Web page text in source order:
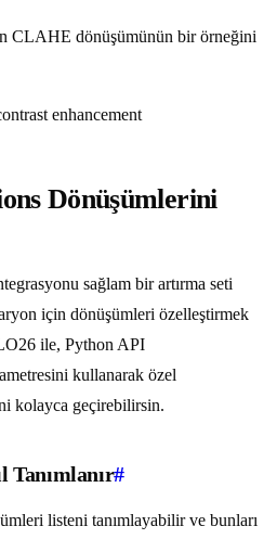
CLAHE dönüşümünün bir örneğini
Dönüşümlerini
sağlam bir artırma seti
için dönüşümleri özelleştirmek
ile, Python API
kullanarak özel
kolayca geçirebilirsin.
Tanımlanır#
listeni tanımlayabilir ve bunları